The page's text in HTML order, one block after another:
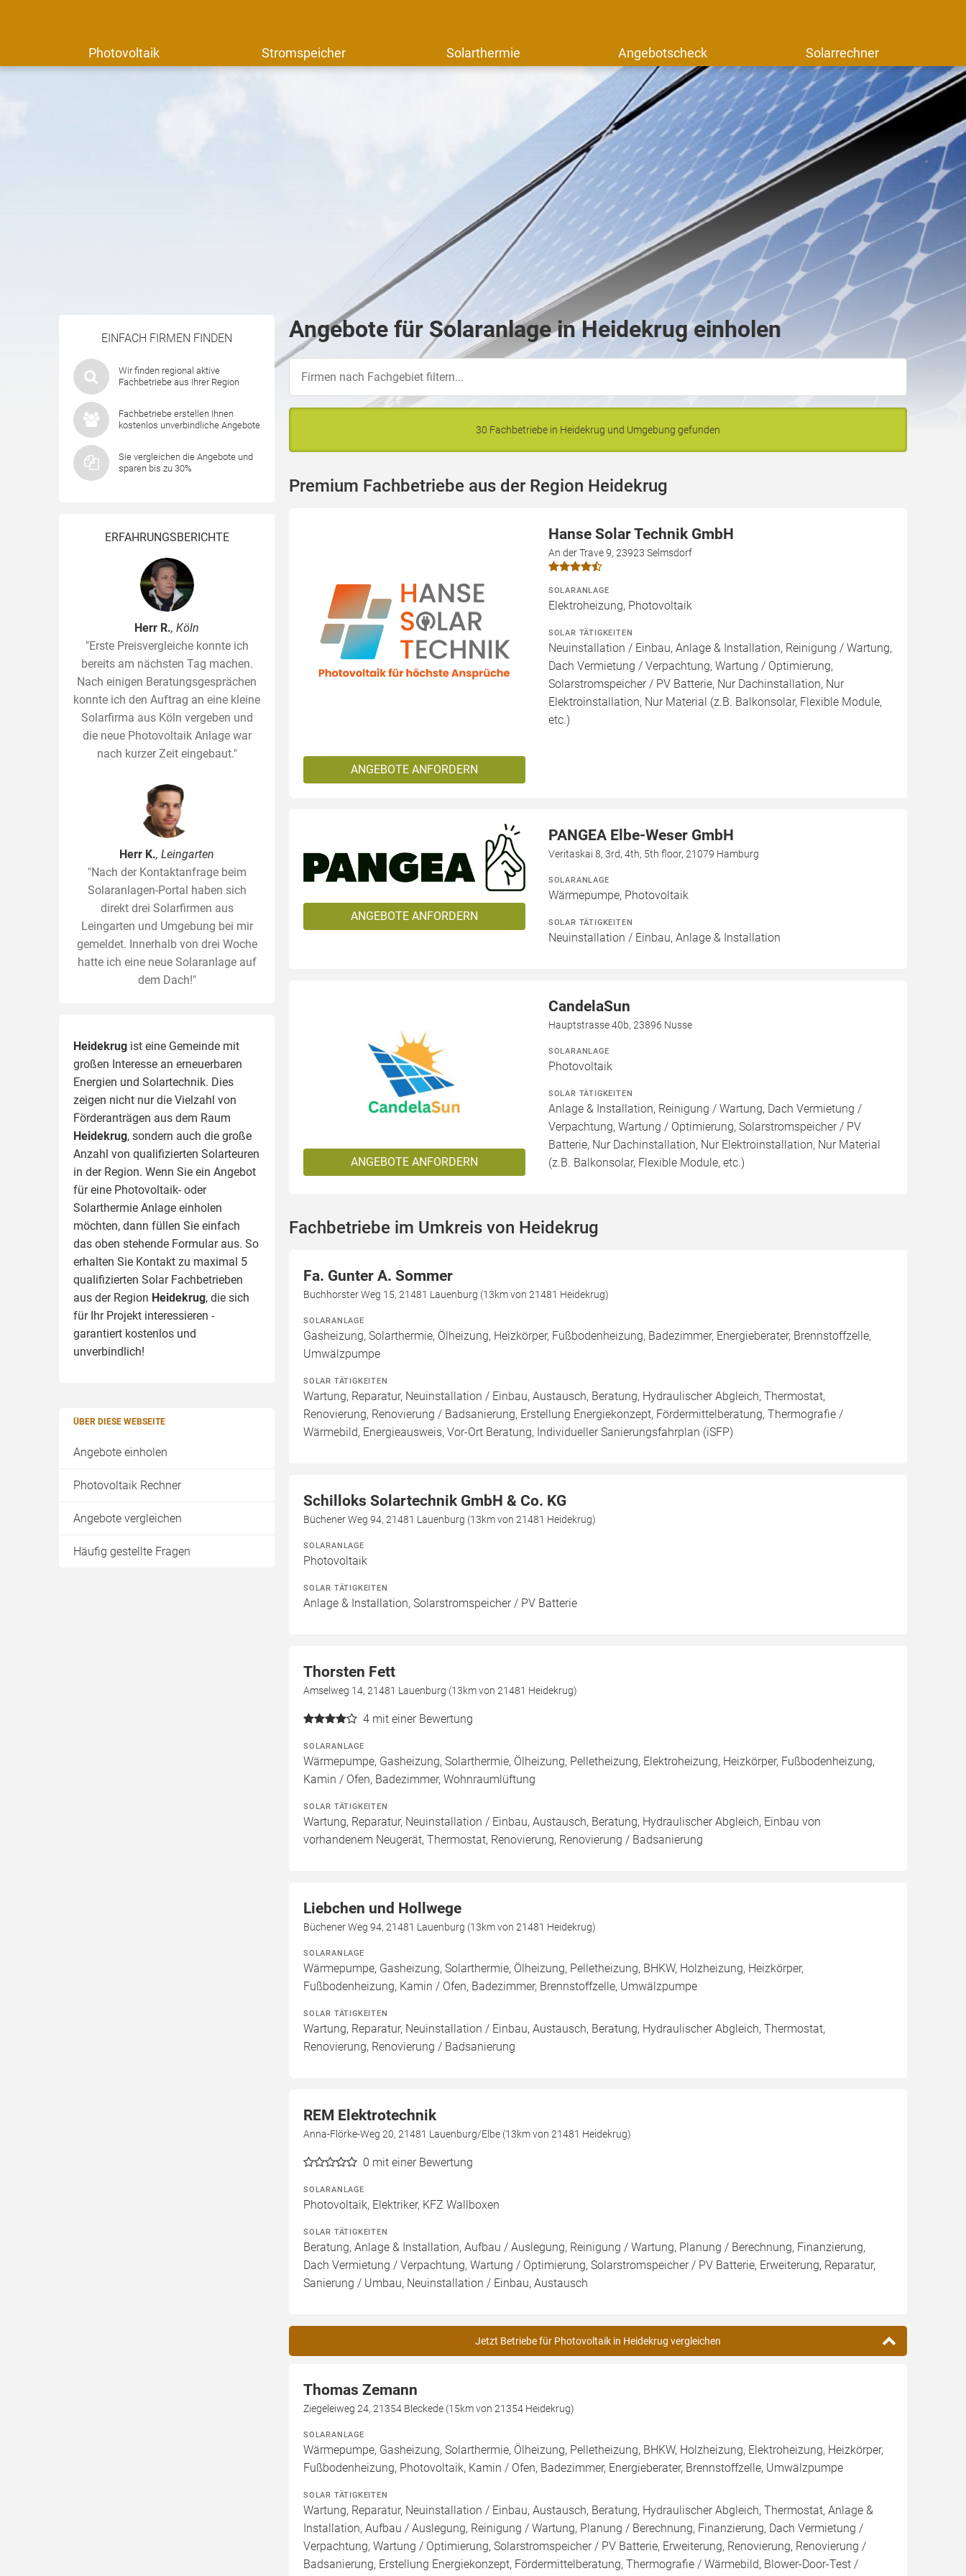
Photovoltaik Stromspeicher Solarthermie Angebotscheck Solarrechner
EINFACH FIRMEN FINDEN
Wir finden regional aktive
Fachbetriebe aus Ihrer Region
Fachbetriebe erstellen Ihnen
kostenlos unverbindliche Angebote
Sie vergleichen die Angebote und
sparen bis zu 30%
ERFAHRUNGSBERICHTE
Herr R., Köln
"Erste Preisvergleiche konnte ich
bereits am nächsten Tag machen.
Nach einigen Beratungsgesprächen
konnte ich den Auftrag an eine kleine
Solarfirma aus Köln vergeben und
die neue Photovoltaik Anlage war
nach kurzer Zeit eingebaut."
Herr K., Leingarten
"Nach der Kontaktanfrage beim
Solaranlagen-Portal haben sich
direkt drei Solarfirmen aus
Leingarten und Umgebung bei mir
gemeldet. Innerhalb von drei Woche
hatte ich eine neue Solaranlage auf
dem Dach!"
Heidekrug ist eine Gemeinde mit
großen Interesse an erneuerbaren
Energien und Solartechnik. Dies
zeigen nicht nur die Vielzahl von
Förderanträgen aus dem Raum
Heidekrug, sondern auch die große
Anzahl von qualifizierten Solarteuren
in der Region. Wenn Sie ein Angebot
für eine Photovoltaik- oder
Solarthermie Anlage einholen
möchten, dann füllen Sie einfach
das oben stehende Formular aus. So
erhalten Sie Kontakt zu maximal 5
qualifizierten Solar Fachbetrieben
aus der Region Heidekrug, die sich
für Ihr Projekt interessieren -
garantiert kostenlos und
unverbindlich!
ÜBER DIESE WEBSEITE
Angebote einholen
Photovoltaik Rechner
Angebote vergleichen
Häufig gestellte Fragen
Angebote für Solaranlage in Heidekrug einholen
30 Fachbetriebe in Heidekrug und Umgebung gefunden
Premium Fachbetriebe aus der Region Heidekrug
ANGEBOTE ANFORDERN
Hanse Solar Technik GmbH
An der Trave 9, 23923 Selmsdorf
SOLARANLAGE
Elektroheizung, Photovoltaik
SOLAR TÄTIGKEITEN
Neuinstallation / Einbau, Anlage & Installation, Reinigung / Wartung,
Dach Vermietung / Verpachtung, Wartung / Optimierung,
Solarstromspeicher / PV Batterie, Nur Dachinstallation, Nur
Elektroinstallation, Nur Material (z.B. Balkonsolar, Flexible Module,
etc.)
ANGEBOTE ANFORDERN
PANGEA Elbe-Weser GmbH
Veritaskai 8, 3rd, 4th, 5th floor, 21079 Hamburg
SOLARANLAGE
Wärmepumpe, Photovoltaik
SOLAR TÄTIGKEITEN
Neuinstallation / Einbau, Anlage & Installation
ANGEBOTE ANFORDERN
CandelaSun
Hauptstrasse 40b, 23896 Nusse
SOLARANLAGE
Photovoltaik
SOLAR TÄTIGKEITEN
Anlage & Installation, Reinigung / Wartung, Dach Vermietung /
Verpachtung, Wartung / Optimierung, Solarstromspeicher / PV
Batterie, Nur Dachinstallation, Nur Elektroinstallation, Nur Material
(z.B. Balkonsolar, Flexible Module, etc.)
Fachbetriebe im Umkreis von Heidekrug
Fa. Gunter A. Sommer
Buchhorster Weg 15, 21481 Lauenburg (13km von 21481 Heidekrug)
SOLARANLAGE
Gasheizung, Solarthermie, Ölheizung, Heizkörper, Fußbodenheizung, Badezimmer, Energieberater, Brennstoffzelle,
Umwälzpumpe
SOLAR TÄTIGKEITEN
Wartung, Reparatur, Neuinstallation / Einbau, Austausch, Beratung, Hydraulischer Abgleich, Thermostat,
Renovierung, Renovierung / Badsanierung, Erstellung Energiekonzept, Fördermittelberatung, Thermografie /
Wärmebild, Energieausweis, Vor-Ort Beratung, Individueller Sanierungsfahrplan (iSFP)
Schilloks Solartechnik GmbH & Co. KG
Büchener Weg 94, 21481 Lauenburg (13km von 21481 Heidekrug)
SOLARANLAGE
Photovoltaik
SOLAR TÄTIGKEITEN
Anlage & Installation, Solarstromspeicher / PV Batterie
Thorsten Fett
Amselweg 14, 21481 Lauenburg (13km von 21481 Heidekrug)
4 mit einer Bewertung
SOLARANLAGE
Wärmepumpe, Gasheizung, Solarthermie, Ölheizung, Pelletheizung, Elektroheizung, Heizkörper, Fußbodenheizung,
Kamin / Ofen, Badezimmer, Wohnraumlüftung
SOLAR TÄTIGKEITEN
Wartung, Reparatur, Neuinstallation / Einbau, Austausch, Beratung, Hydraulischer Abgleich, Einbau von
vorhandenem Neugerät, Thermostat, Renovierung, Renovierung / Badsanierung
Liebchen und Hollwege
Büchener Weg 94, 21481 Lauenburg (13km von 21481 Heidekrug)
SOLARANLAGE
Wärmepumpe, Gasheizung, Solarthermie, Ölheizung, Pelletheizung, BHKW, Holzheizung, Heizkörper,
Fußbodenheizung, Kamin / Ofen, Badezimmer, Brennstoffzelle, Umwälzpumpe
SOLAR TÄTIGKEITEN
Wartung, Reparatur, Neuinstallation / Einbau, Austausch, Beratung, Hydraulischer Abgleich, Thermostat,
Renovierung, Renovierung / Badsanierung
REM Elektrotechnik
Anna-Flörke-Weg 20, 21481 Lauenburg/Elbe (13km von 21481 Heidekrug)
0 mit einer Bewertung
SOLARANLAGE
Photovoltaik, Elektriker, KFZ Wallboxen
SOLAR TÄTIGKEITEN
Beratung, Anlage & Installation, Aufbau / Auslegung, Reinigung / Wartung, Planung / Berechnung, Finanzierung,
Dach Vermietung / Verpachtung, Wartung / Optimierung, Solarstromspeicher / PV Batterie, Erweiterung, Reparatur,
Sanierung / Umbau, Neuinstallation / Einbau, Austausch
Jetzt Betriebe für Photovoltaik in Heidekrug vergleichen
Thomas Zemann
Ziegeleiweg 24, 21354 Bleckede (15km von 21354 Heidekrug)
SOLARANLAGE
Wärmepumpe, Gasheizung, Solarthermie, Ölheizung, Pelletheizung, BHKW, Holzheizung, Elektroheizung, Heizkörper,
Fußbodenheizung, Photovoltaik, Kamin / Ofen, Badezimmer, Energieberater, Brennstoffzelle, Umwälzpumpe
SOLAR TÄTIGKEITEN
Wartung, Reparatur, Neuinstallation / Einbau, Austausch, Beratung, Hydraulischer Abgleich, Thermostat, Anlage &
Installation, Aufbau / Auslegung, Reinigung / Wartung, Planung / Berechnung, Finanzierung, Dach Vermietung /
Verpachtung, Wartung / Optimierung, Solarstromspeicher / PV Batterie, Erweiterung, Renovierung, Renovierung /
Badsanierung, Erstellung Energiekonzept, Fördermittelberatung, Thermografie / Wärmebild, Blower-Door-Test /